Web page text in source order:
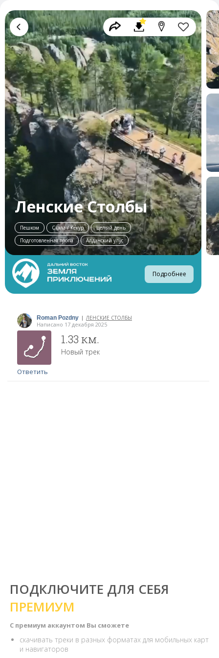
Ленские Столбы
Пешком Скала / Кекур
Целый день
Подготовленная тропа
Алданский улус
Подробнее
Roman Pozdny | ЛЕНСКИЕ СТОЛБЫ
Написано 17 декабря 2025
1.33 км.
Новый трек
Ответить
ПОДКЛЮЧИТЕ ДЛЯ СЕБЯ
ПРЕМИУМ
С премиум аккаунтом Вы сможете
скачивать треки в разных форматах для мобильных карт
и навигаторов